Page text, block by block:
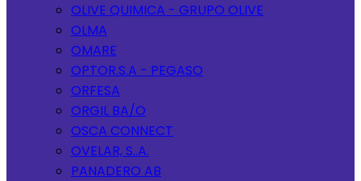
OLIVE QUIMICA - GRUPO OLIVE
OLMA
OMARE
OPTOR.S.A - PEGASO
ORFESA
ORGIL BA/O
OSCA CONNECT
OVELAR, S..A.
PANADERO AB